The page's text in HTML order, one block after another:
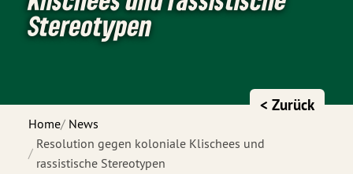
Stereotypen
Home News
Resolution gegen koloniale Klischees und
rassistische Stereotypen
< Zurück